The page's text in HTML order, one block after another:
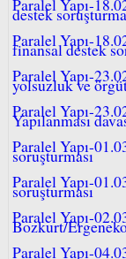
Paralel Yapı-
destek
Paralel Yapı-
finansal destek
Paralel Yapı-
yolsuzluk ve
Paralel Yapı-
Yapılanması
Paralel Yapı-
soruşturması
Paralel Yapı-
soruşturması
Paralel Yapı-
Bozkurt/
Paralel Yapı-